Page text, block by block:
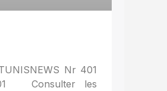
Nr 401
Consulter les